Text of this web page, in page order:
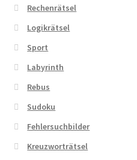
Rechenrätsel
Logikrätsel
Sport
Labyrinth
Rebus
Sudoku
Fehlersuchbilder
Kreuzworträtsel